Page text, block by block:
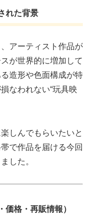
れた背景
アーティスト作品が
が世界的に増加して
造形や色面構成が特
なわれない“玩具映
しんでもらいたいと
で作品を届ける今回
した。
価格・再販情報）